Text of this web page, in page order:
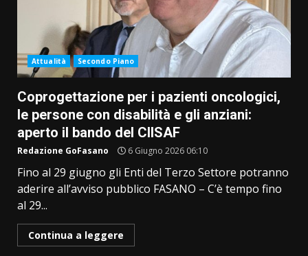
Attualità Secondo Piano
Coprogettazione per i pazienti oncologici,
le persone con disabilità e gli anziani:
aperto il bando del CIISAF
Redazione GoFasano 6 Giugno 2026 06:10
Fino al 29 giugno gli Enti del Terzo Settore potranno
aderire all’avviso pubblico FASANO – C’è tempo fino
al 29...
Continua a leggere